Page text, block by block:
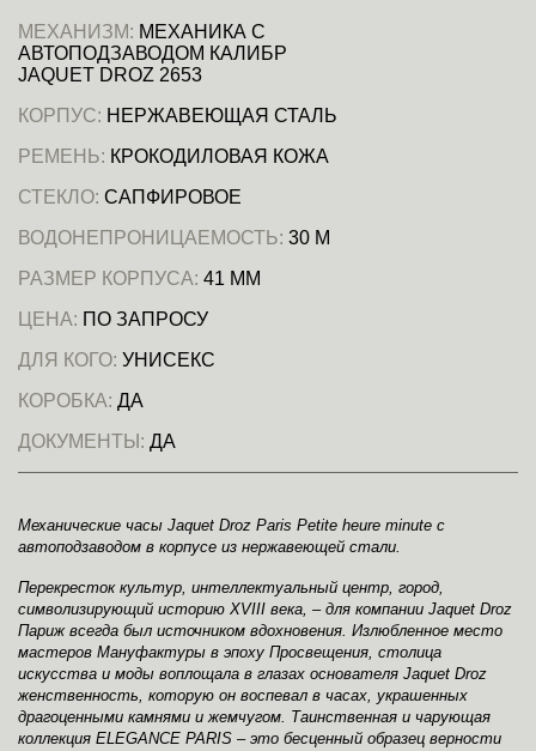
МЕХАНИЗМ: МЕХАНИКА С
АВТОПОДЗАВОДОМ КАЛИБР
JAQUET DROZ 2653
КОРПУС: НЕРЖАВЕЮЩАЯ СТАЛЬ
РЕМЕНЬ: КРОКОДИЛОВАЯ КОЖА
СТЕКЛО: САПФИРОВОЕ
ВОДОНЕПРОНИЦАЕМОСТЬ: 30 М
РАЗМЕР КОРПУСА: 41 ММ
ЦЕНА: ПО ЗАПРОСУ
ДЛЯ КОГО: УНИСЕКС
КОРОБКА: ДА
ДОКУМЕНТЫ: ДА
Механические часы Jaquet Droz Paris Petite heure minute с
автоподзаводом в корпусе из нержавеющей стали.
Перекресток культур, интеллектуальный центр, город,
символизирующий историю XVIII века, – для компании Jaquet Droz
Париж всегда был источником вдохновения. Излюбленное место
мастеров Мануфактуры в эпоху Просвещения, столица
искусства и моды воплощала в глазах основателя Jaquet Droz
женственность, которую он воспевал в часах, украшенных
драгоценными камнями и жемчугом. Таинственная и чарующая
коллекция ELEGANCE PARIS – это бесценный образец верности